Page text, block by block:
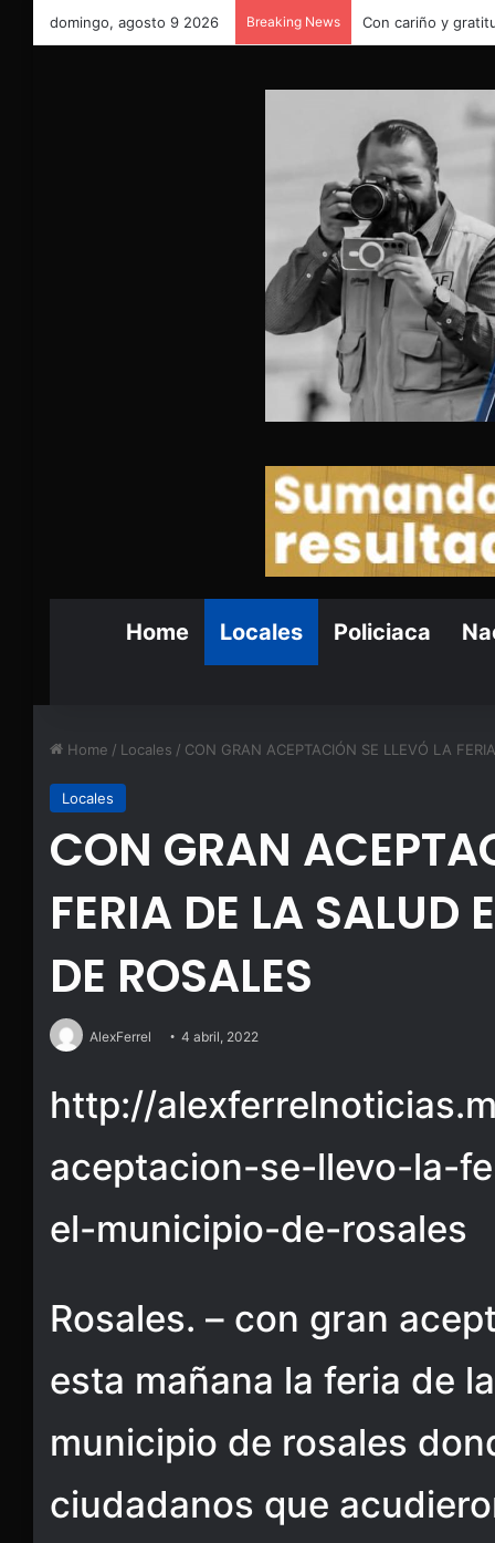
domingo, agosto 9 2026 Breaking News Con cariño y
Home Locales Policiaca
Home / Locales / CON GRAN ACEPTACIÓN SE LLEVÓ LA
Locales
CON GRAN
FERIA DE LA SALUD
DE ROSALES
AlexFerrel 4 abril, 2022
http://
aceptacion-se-llevo-la-
el-municipio-de-rosales
Rosales. – con gran
esta mañana la feria de
municipio de rosales
ciudadanos que